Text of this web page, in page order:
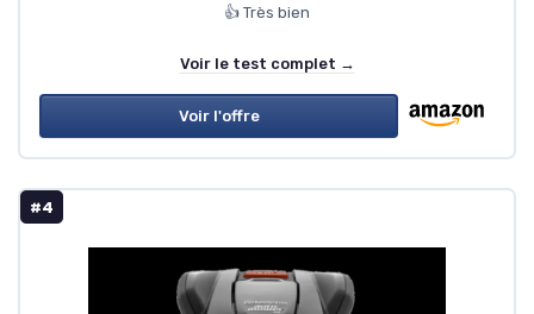
👍 Très bien
Voir le test complet →
Voir l'offre
#4